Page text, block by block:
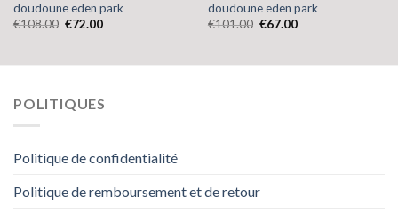
doudoune eden park
€108.00 €72.00
doudoune eden park
€101.00 €67.00
POLITIQUES
Politique de confidentialité
Politique de remboursement et de retour